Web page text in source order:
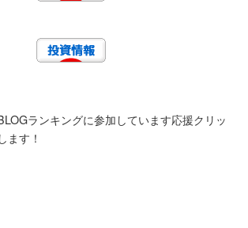
ランキングに参加しています応援クリッ
ます！